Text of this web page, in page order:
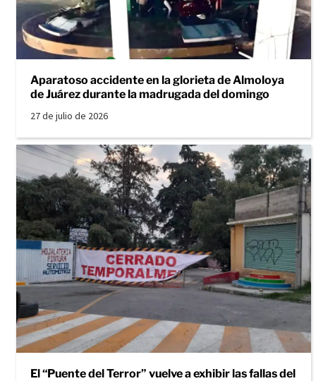
Aparatoso accidente en la glorieta de Almoloya
de Juárez durante la madrugada del domingo
27 de julio de 2026
El “Puente del Terror” vuelve a exhibir las fallas del